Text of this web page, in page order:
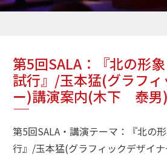
第5回SALA：『北の形
試行』/玉本猛(グラフ
ー)講演案内(木下 泰男)
第5回SALA・講演テーマ：『北の
行』/玉本猛(グラフィックデザイナ